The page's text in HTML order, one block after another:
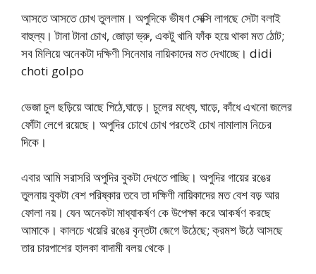
আসতে আসতে চোখ তুললাম। অপুদিকে ভীষণ সেক্সি লাগছে সেটা বলাই
বাহুল্য। টানা টানা চোখ, জোড়া ভ্রু, একটু খানি ফাঁক হয়ে থাকা মত ঠোট;
সব মিলিয়ে অনেকটা দক্ষিণী সিনেমার নায়িকাদের মত দেখাচ্ছে। didi
choti golpo
ভেজা চুল ছড়িয়ে আছে পিঠে,ঘাড়ে। চুলের মধ্যে, ঘাড়ে, কাঁধে এখনো জলের
ফোঁটা লেগে রয়েছে। অপুদির চোখে চোখ পরতেই চোখ নামালাম নিচের
দিকে।
এবার আমি সরাসরি অপুদির বুকটা দেখতে পাচ্ছি। অপুদির গায়ের রঙের
তুলনায় বুকটা বেশ পরিষ্কার তবে তা দক্ষিণী নায়িকাদের মত বেশ বড় আর
ফোলা নয়। যেন অনেকটা মাধ্যাকর্ষণ কে উপেক্ষা করে আকর্ষণ করছে
আমাকে। কালচে খয়েরি রঙের বৃন্তটা জেগে উঠেছে; ক্রমশ উঠে আসছে
তার চারপাশের হালকা বাদামী বলয় থেকে।